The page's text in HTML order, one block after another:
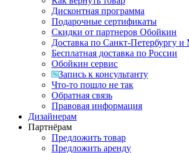
Дисконтная программа
Подарочные сертификаты
Скидки от партнеров Обойкин
Доставка по Санкт-Петербургу и
Бесплатная доставка по России
Обойкин сервис
Запись к консультанту
Что-то пошло не так
Обратная связь
Правовая информация
Дизайнерам
Партнёрам
Предложить товар
Предложить аренду